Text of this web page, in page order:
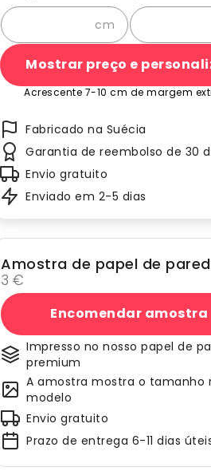
cm
Mostrar preço e
Acrescente 7-10 cm de margem
Fabricado na Suécia
Garantia de reembolso de 30
Envio gratuito
Enviado em 2-5 dias
Amostra de papel de
3 €
Encomendar amostra
Impresso no nosso papel de
premium
A amostra mostra o tamanho
modelo
Envio gratuito
Prazo de entrega 6-11 dias